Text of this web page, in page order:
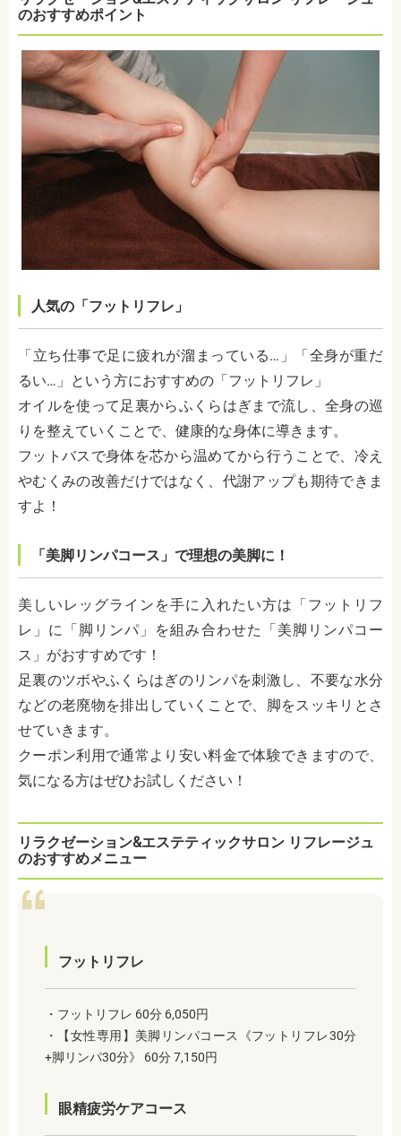
のおすすめポイント
人気の「フットリフレ」
「立ち仕事で足に疲れが溜まっている…」「全身が重だ
るい…」という方におすすめの「フットリフレ」
オイルを使って足裏からふくらはぎまで流し、全身の巡
りを整えていくことで、健康的な身体に導きます。
フットバスで身体を芯から温めてから行うことで、冷え
やむくみの改善だけではなく、代謝アップも期待できま
すよ！
「美脚リンパコース」で理想の美脚に！
美しいレッグラインを手に入れたい方は「フットリフ
レ」に「脚リンパ」を組み合わせた「美脚リンパコー
ス」がおすすめです！
足裏のツボやふくらはぎのリンパを刺激し、不要な水分
などの老廃物を排出していくことで、脚をスッキリとさ
せていきます。
クーポン利用で通常より安い料金で体験できますので、
気になる方はぜひお試しください！
リラクゼーション&エステティックサロン リフレージュ
のおすすめメニュー
フットリフレ
・フットリフレ 60分 6,050円
・【女性専用】美脚リンパコース《フットリフレ30分
+脚リンパ30分》 60分 7,150円
眼精疲労ケアコース